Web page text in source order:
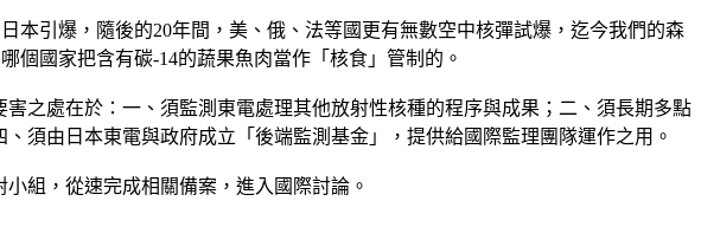
本引爆，隨後的20年間，美、俄、法等國更有無數空中核彈試爆，迄今我們的森
個國家把含有碳-14的蔬果魚肉當作「核食」管制的。
之處在於：一、須監測東電處理其他放射性核種的程序與成果；二、須長期多點
須由日本東電與政府成立「後端監測基金」，提供給國際監理團隊運作之用。
組，從速完成相關備案，進入國際討論。